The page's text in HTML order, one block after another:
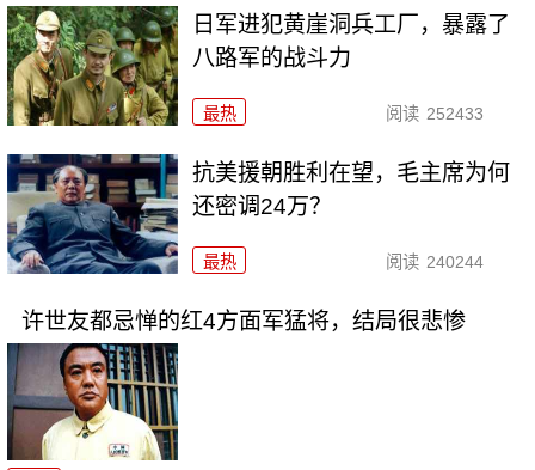
日军进犯黄崖洞兵工厂，暴露了
八路军的战斗力
最热 阅读 252433
抗美援朝胜利在望，毛主席为何
还密调24万？
最热 阅读 240244
许世友都忌惮的红4方面军猛将，结局很悲惨